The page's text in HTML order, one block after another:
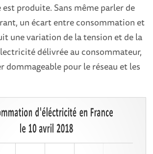
produite. Sans même parler de
un écart entre consommation et
une variation de la tension et de la
délivrée au consommateur,
dommageable pour le réseau et les